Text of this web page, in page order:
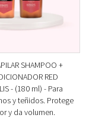
SHAMPOO +
RED
- (180 ml) - Para
y teñidos. Protege
y da volumen.